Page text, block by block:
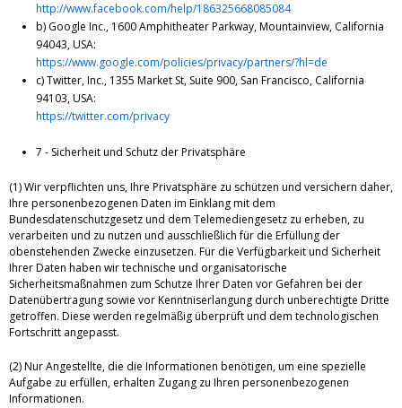
http://www.facebook.com/help/186325668085084
b) Google Inc., 1600 Amphitheater Parkway, Mountainview, California
94043, USA:
https://www.google.com/policies/privacy/partners/?hl=de
c) Twitter, Inc., 1355 Market St, Suite 900, San Francisco, California
94103, USA:
https://twitter.com/privacy
7 - Sicherheit und Schutz der Privatsphäre
(1) Wir verpflichten uns, Ihre Privatsphäre zu schützen und versichern daher,
Ihre personenbezogenen Daten im Einklang mit dem
Bundesdatenschutzgesetz und dem Telemediengesetz zu erheben, zu
verarbeiten und zu nutzen und ausschließlich für die Erfüllung der
obenstehenden Zwecke einzusetzen. Für die Verfügbarkeit und Sicherheit
Ihrer Daten haben wir technische und organisatorische
Sicherheitsmaßnahmen zum Schutze Ihrer Daten vor Gefahren bei der
Datenübertragung sowie vor Kenntniserlangung durch unberechtigte Dritte
getroffen. Diese werden regelmäßig überprüft und dem technologischen
Fortschritt angepasst.
(2) Nur Angestellte, die die Informationen benötigen, um eine spezielle
Aufgabe zu erfüllen, erhalten Zugang zu Ihren personenbezogenen
Informationen.